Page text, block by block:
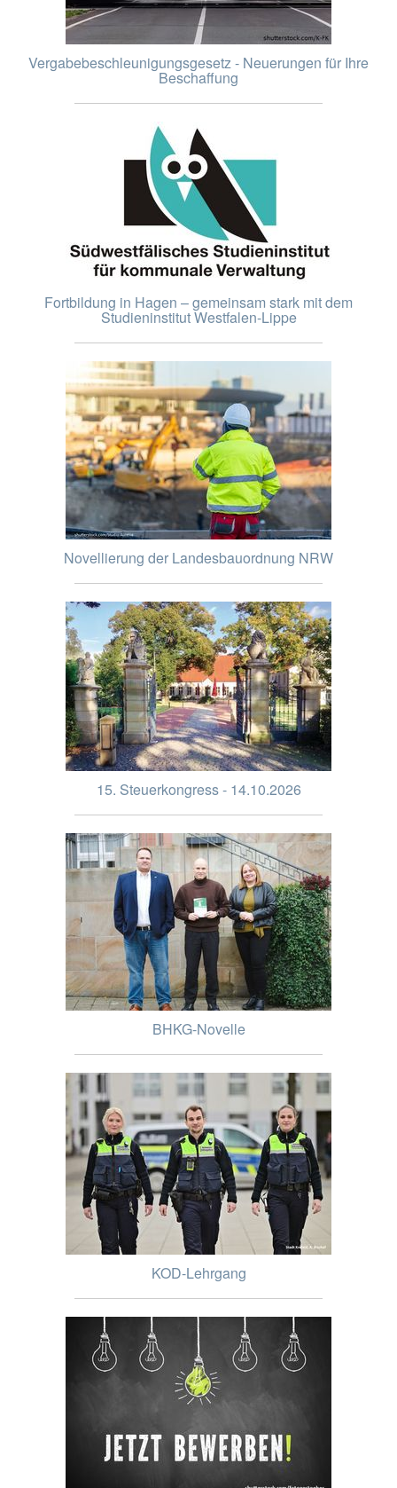
Vergabebeschleunigungsgesetz - Neuerungen für Ihre
Beschaffung
Fortbildung in Hagen – gemeinsam stark mit dem
Studieninstitut Westfalen-Lippe
Novellierung der Landesbauordnung NRW
15. Steuerkongress - 14.10.2026
BHKG-Novelle
KOD-Lehrgang